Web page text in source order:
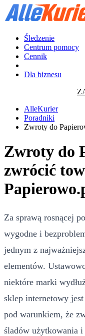
Śledzenie
Centrum pomocy
Cennik
Dla biznesu
AlleKurier
Poradniki
Zwroty do
Zwroty do
zwrócić
Za sprawą rosnącej
wygodne i
jednym z
elementów.
niektóre marki
sklep internetowy
pod warunkiem, że
śladów użytkowania i